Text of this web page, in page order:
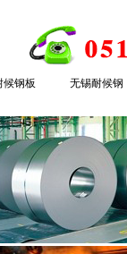
候钢板 无锡耐候钢